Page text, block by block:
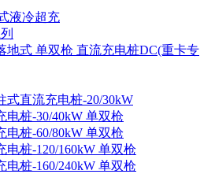
液冷超充
地式 单双枪 直流充电桩DC(重卡专
式直流充电桩-20/30kW
电桩-30/40kW 单双枪
电桩-60/80kW 单双枪
电桩-120/160kW 单双枪
电桩-160/240kW 单双枪